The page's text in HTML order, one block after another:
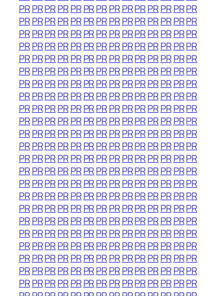
PRPRPRPRPR PRPRPRPRPRPRPR PRPR
PRPRPRPRPR PRPRPRPRPRPRPR PRPR
PRPRPRPRPR PRPRPRPRPRPRPR PRPR
PRPRPRPRPR PRPRPRPRPRPRPR PRPR
PRPRPRPRPR PRPRPRPRPRPRPR PRPR
PRPRPRPRPR PRPRPRPRPRPRPR PRPR
PRPRPRPRPR PRPRPRPRPRPRPR PRPR
PRPRPRPRPR PRPRPRPRPRPRPR PRPR
PRPRPRPRPR PRPRPRPRPRPRPR PRPR
PRPRPRPRPR PRPRPRPRPRPRPR PRPR
PRPRPRPRPR PRPRPRPRPRPRPR PRPR
PRPRPRPRPR PRPRPRPRPRPRPR PRPR
PRPRPRPRPR PRPRPRPRPRPRPR PRPR
PRPRPRPRPR PRPRPRPRPRPRPR PRPR
PRPRPRPRPR PRPRPRPRPRPRPR PRPR
PRPRPRPRPR PRPRPRPRPRPRPR PRPR
PRPRPRPRPR PRPRPRPRPRPRPR PRPR
PRPRPRPRPR PRPRPRPRPRPRPR PRPR
PRPRPRPRPR PRPRPRPRPRPRPR PRPR
PRPRPRPRPR PRPRPRPRPRPRPR PRPR
PRPRPRPRPR PRPRPRPRPRPRPR PRPR
PRPRPRPRPR PRPRPRPRPRPRPR PRPR
PRPRPRPRPR PRPRPRPRPRPRPR PRPR